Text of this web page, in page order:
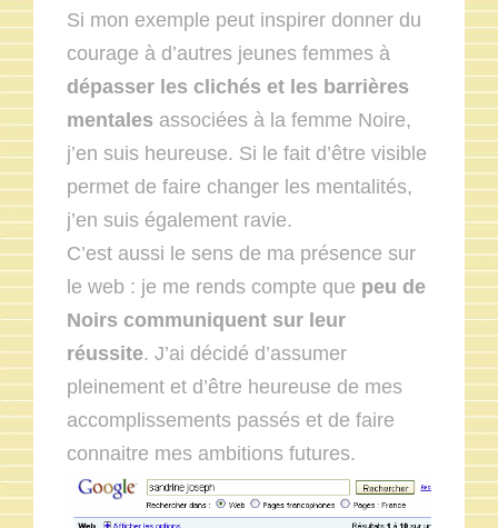
Si mon exemple peut inspirer donner du
courage à d’autres jeunes femmes à
dépasser les clichés et les barrières
mentales associées à la femme Noire,
j’en suis heureuse. Si le fait d’être visible
permet de faire changer les mentalités,
j’en suis également ravie.
C’est aussi le sens de ma présence sur
le web : je me rends compte que peu de
Noirs communiquent sur leur
réussite. J’ai décidé d’assumer
pleinement et d’être heureuse de mes
accomplissements passés et de faire
connaitre mes ambitions futures.